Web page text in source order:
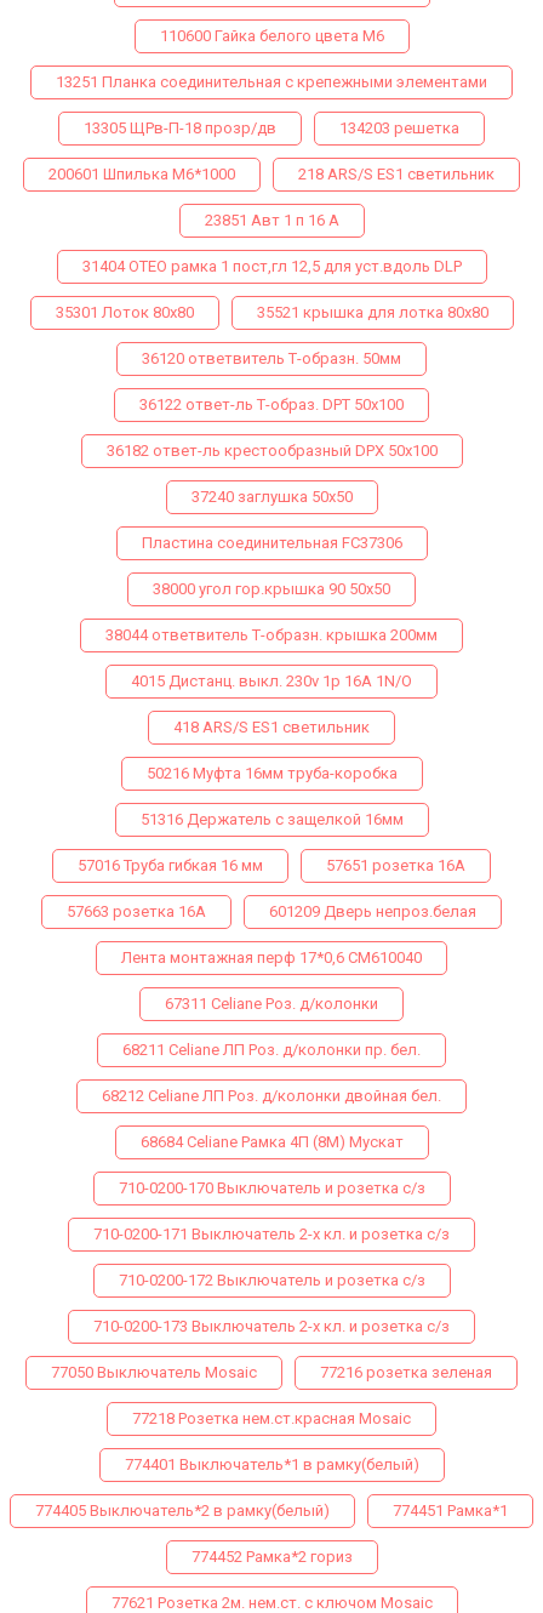
110600 Гайка белого цвета М6
13251 Планка соединительная с крепежными элементами
13305 ЩРв-П-18 прозр/дв 134203 решетка
200601 Шпилька М6*1000 218 ARS/S ES1 светильник
23851 Авт 1 п 16 А
31404 ОТЕО рамка 1 пост,гл 12,5 для уст.вдоль DLP
35301 Лоток 80х80 35521 крышка для лотка 80х80
36120 ответвитель Т-образн. 50мм
36122 ответ-ль Т-образ. DPТ 50х100
36182 ответ-ль крестообразный DPX 50х100
37240 заглушка 50х50
Пластина соединительная FC37306
38000 угол гор.крышка 90 50х50
38044 ответвитель Т-образн. крышка 200мм
4015 Дистанц. выкл. 230v 1p 16A 1N/O
418 ARS/S ES1 светильник
50216 Муфта 16мм труба-коробка
51316 Держатель с защелкой 16мм
57016 Труба гибкая 16 мм 57651 розетка 16А
57663 розетка 16А 601209 Дверь непроз.белая
Лента монтажная перф 17*0,6 СМ610040
67311 Celiane Роз. д/колонки
68211 Celiane ЛП Роз. д/колонки пр. бел.
68212 Celiane ЛП Роз. д/колонки двойная бел.
68684 Celiane Рамка 4П (8М) Мускат
710-0200-170 Выключатель и розетка с/з
710-0200-171 Выключатель 2-х кл. и розетка с/з
710-0200-172 Выключатель и розетка с/з
710-0200-173 Выключатель 2-х кл. и розетка с/з
77050 Выключатель Mosaic 77216 розетка зеленая
77218 Розетка нем.ст.красная Mosaic
774401 Выключатель*1 в рамку(белый)
774405 Выключатель*2 в рамку(белый) 774451 Рамка*1
774452 Рамка*2 гориз
77621 Розетка 2м. нем.ст. с ключом Mosaic